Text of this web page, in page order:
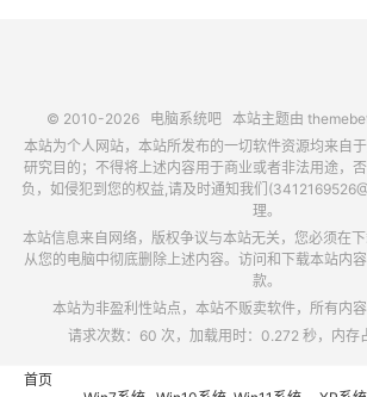
© 2010-2026 电脑系统吧本站主题由
本站为个人网站，本站所发布的一切软件资源均来自
研究目的；不得将上述内容用于商业或者非法用途，
负，如侵犯到您的权益,请及时通知我们
理。
本站信息来自网络，版权争议与本站无关，您必须在下
从您的电脑中彻底删除上述内容。访问和下载本站内
款。
本站为非盈利性站点，本站不贩卖软件，所有内容
请求次数：60 次，加载用时：0.272 秒，内存
首页